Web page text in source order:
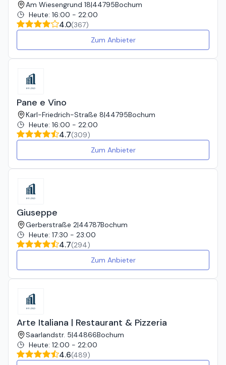
Am Wiesengrund 18|44795Bochum
Heute: 16:00 - 22:00
4.0(367)
Zum Anbieter
Pane e Vino
Karl-Friedrich-Straße 8|44795Bochum
Heute: 16:00 - 22:00
4.7(309)
Zum Anbieter
Giuseppe
Gerberstraße 2|44787Bochum
Heute: 17:30 - 23:00
4.7(294)
Zum Anbieter
Arte Italiana | Restaurant & Pizzeria
Saarlandstr. 5|44866Bochum
Heute: 12:00 - 22:00
4.6(489)